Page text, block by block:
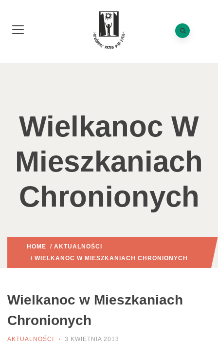
Wielkanoc W
Mieszkaniach
Chronionych
HOME / AKTUALNOŚCI
/ WIELKANOC W MIESZKANIACH CHRONIONYCH
Wielkanoc w Mieszkaniach
Chronionych
AKTUALNOŚCI 3 KWIETNIA 2013